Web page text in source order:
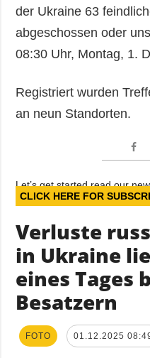
der Ukraine 63
abgeschossen oder
08:30 Uhr, Montag, 1.
Registriert wurden
an neun Standorten.
Let’s get started read our
CLICK HERE FOR
Verluste
in Ukraine
eines Tages
Besatzern
FOTO 01.12.2025